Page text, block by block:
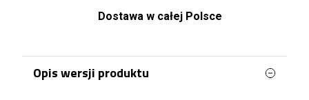
Dostawa w całej Polsce
Opis wersji produktu